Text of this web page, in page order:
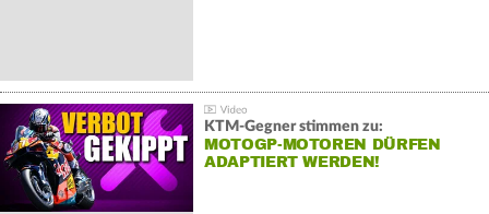
KTM-Gegner stimmen zu:
MOTOGP-MOTOREN DÜRFEN
ADAPTIERT WERDEN!